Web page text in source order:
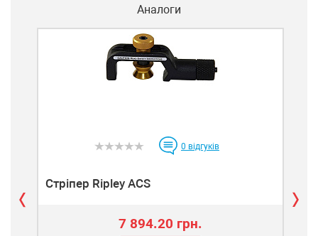
Аналоги
0 відгуків
Стріпер Ripley ACS
7 894.20 грн.